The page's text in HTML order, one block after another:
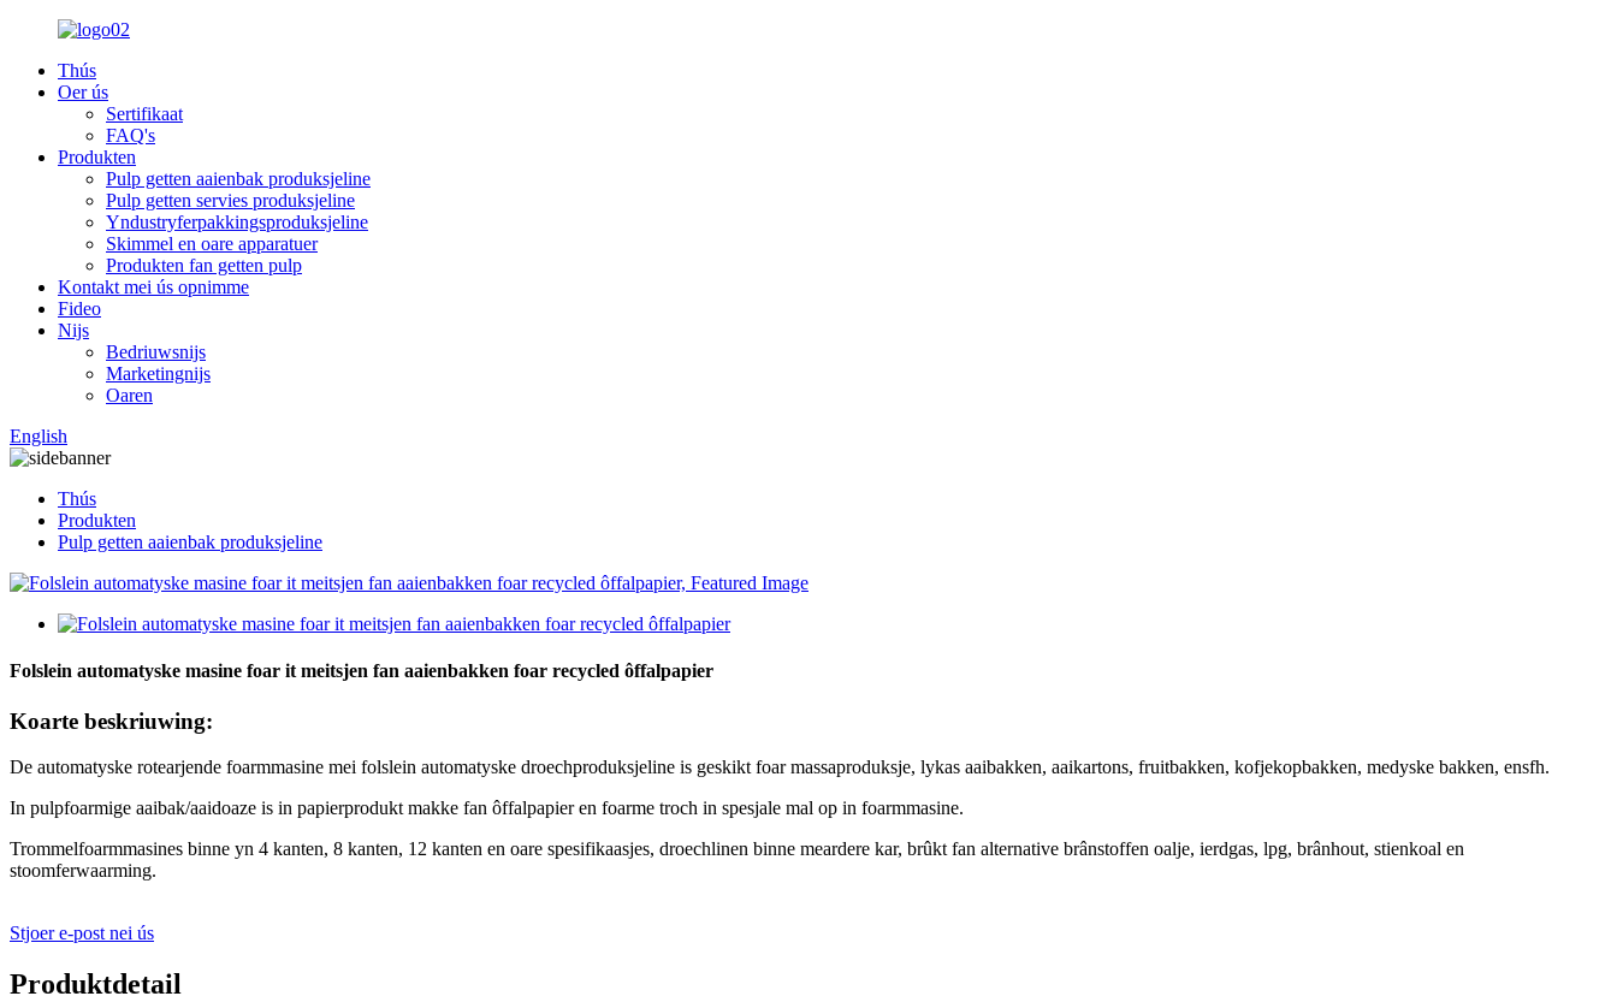
Thús
Oer ús
Sertifikaat
FAQ's
Produkten
Pulp getten aaienbak produksjeline
Pulp getten servies produksjeline
Yndustryferpakkingsproduksjeline
Skimmel en oare apparatuer
Produkten fan getten pulp
Kontakt mei ús opnimme
Fideo
Nijs
Bedriuwsnijs
Marketingnijs
Oaren
English
Thús
Produkten
Pulp getten aaienbak produksjeline
Folslein automatyske masine foar it meitsjen fan aaienbakken foar recycled ôffalpapier
Koarte beskriuwing:
De automatyske rotearjende foarmmasine mei folslein automatyske droechproduksjeline is geskikt foar massaproduksje, lykas aaibakken, aaikartons, fruitbakken, kofjekopbakken, medyske bakken, ensfh.
In pulpfoarmige aaibak/aaidoaze is in papierprodukt makke fan ôffalpapier en foarme troch in spesjale mal op in foarmmasine.
Trommelfoarmmasines binne yn 4 kanten, 8 kanten, 12 kanten en oare spesifikaasjes, droechlinen binne meardere kar, brûkt fan alternative brânstoffen oalje, ierdgas, lpg, brânhout, stienkoal en
stoomferwaarming.
Stjoer e-post nei ús
Produktdetail